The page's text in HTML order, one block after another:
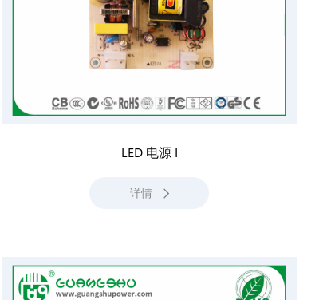
LED 电源 I
详情